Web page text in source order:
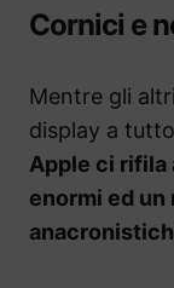
Cornici e
Mentre gli
display a
Apple ci rifila
enormi ed